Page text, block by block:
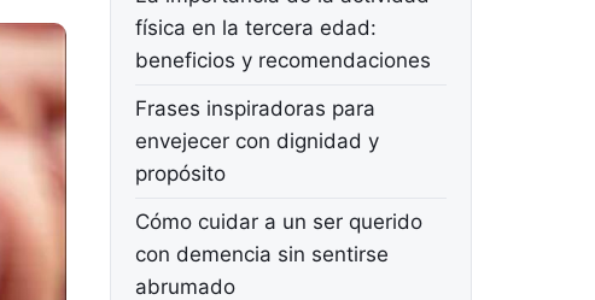
física en la tercera edad:
beneficios y recomendaciones
Frases inspiradoras para
envejecer con dignidad y
propósito
Cómo cuidar a un ser querido
con demencia sin sentirse
abrumado